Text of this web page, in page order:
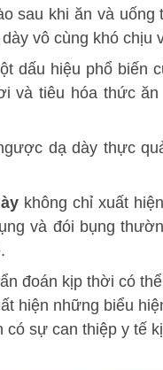
sau khi ăn và
vô cùng khó chịu
hiệu phổ biến
và tiêu hóa thức
dạ dày thực
không chỉ xuất
và đói bụng
đoán kịp thời có
hiện những biểu
sự can thiệp y tế